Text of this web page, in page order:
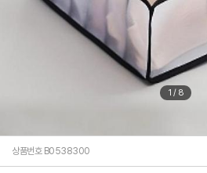
1 / 8
상품번호 B0538300